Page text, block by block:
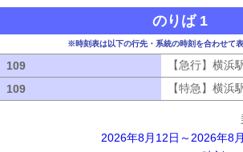
のりば 1
※時刻表は以下の行先・系統の時刻を合わせて
109 【急行】横浜
109
【特急】横浜
2026年8月12日～2026年8